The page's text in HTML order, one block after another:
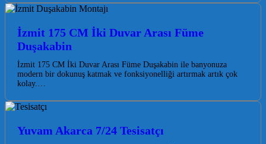
İzmit 175 CM İki Duvar Arası Füme
Duşakabin
İzmit 175 CM İki Duvar Arası Füme Duşakabin ile banyonuza
modern bir dokunuş katmak ve fonksiyonelliği artırmak artık çok
kolay.…
Yuvam Akarca 7/24 Tesisatçı